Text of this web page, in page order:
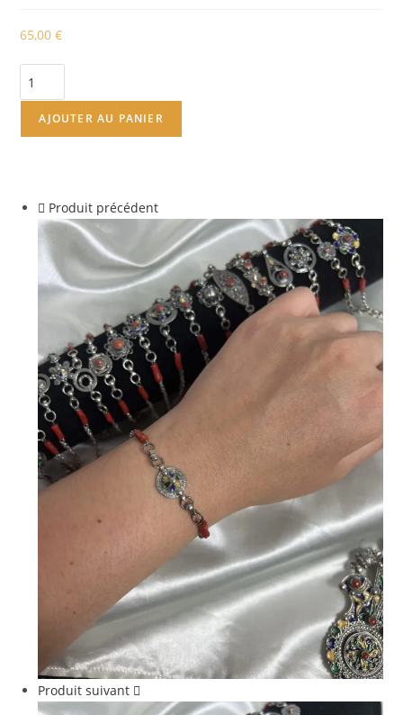
65,00€
AJOUTER AU PANIER
Produit précédent
Produit suivant